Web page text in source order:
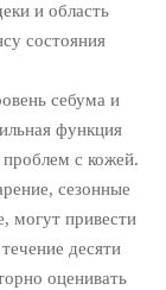
и область
состояния
себума и
функция
проблем с кожей.
сезонные
могут привести
десяти
оценивать